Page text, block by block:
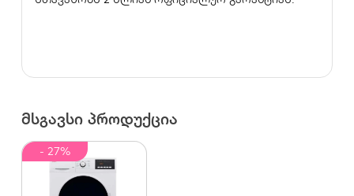
მსგავსი პროდუქცია
- 27%